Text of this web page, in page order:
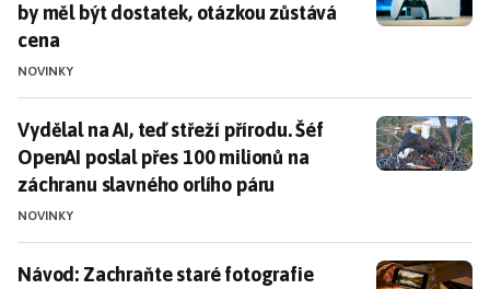
by měl být dostatek, otázkou zůstává
cena
NOVINKY
Vydělal na AI, teď střeží přírodu. Šéf OpenAI poslal
Vydělal na AI, teď střeží přírodu. Šéf
OpenAI poslal přes 100 milionů na
záchranu slavného orlího páru
NOVINKY
Návod: Zachraňte staré fotografie zdarma a bez
Návod: Zachraňte staré fotografie